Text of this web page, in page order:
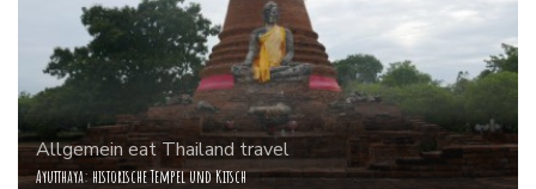
Allgemeineat Thailand travel
Ayutthaya: historische Tempel und Kitsch